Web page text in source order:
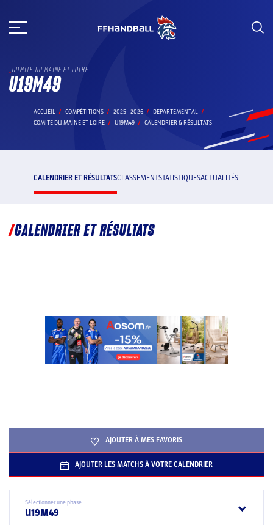
au
COMITE DU MAINE ET LOIRE
U19M49
ACCUEIL COMPÉTITIONS 2025 - 2026
DEPARTEMENTAL
COMITE DU MAINE ET LOIRE
U19M49 CALENDRIER & RÉSULTATS
CALENDRIER ET RÉSULTATSCLASSEMENTSTATISTIQUESACTUALITÉS
CALENDRIER ET RÉSULTATS
AJOUTER À MES FAVORIS
AJOUTER LES MATCHS À VOTRE CALENDRIER
Sélectionner une phase
U19M49